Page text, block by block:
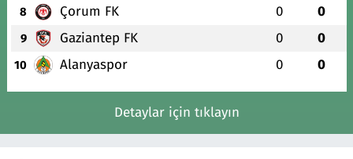
8 Çorum FK 0 0
9 Gaziantep FK 0 0
10 Alanyaspor 0 0
Detaylar için tıklayın